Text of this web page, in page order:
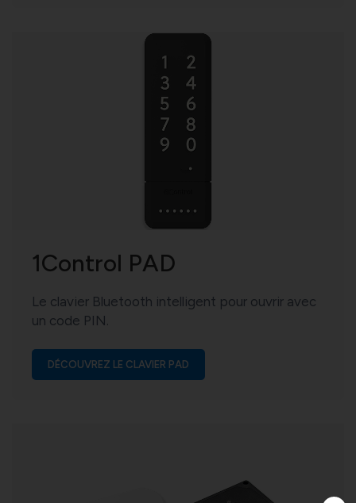
1Control PAD
Le clavier Bluetooth intelligent pour ouvrir avec
un code PIN.
DÉCOUVREZ LE CLAVIER PAD